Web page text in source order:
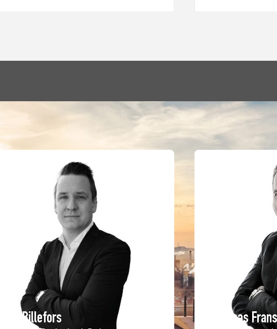
Robin Billefors Andreas